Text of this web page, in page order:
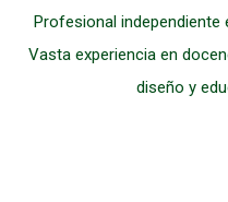
Profesional independiente
Vasta experiencia en
diseño y